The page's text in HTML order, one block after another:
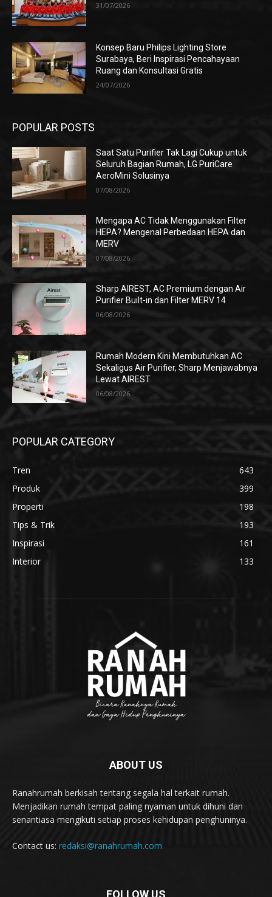
31/07/2026
Konsep Baru Philips Lighting Store
Surabaya, Beri Inspirasi Pencahayaan
Ruang dan Konsultasi Gratis
24/07/2026
POPULAR POSTS
Saat Satu Purifier Tak Lagi Cukup untuk
Seluruh Bagian Rumah, LG PuriCare
AeroMini Solusinya
07/08/2026
Mengapa AC Tidak Menggunakan Filter
HEPA? Mengenal Perbedaan HEPA dan
MERV
07/08/2026
Sharp AIREST, AC Premium dengan Air
Purifier Built-in dan Filter MERV 14
06/08/2026
Rumah Modern Kini Membutuhkan AC
Sekaligus Air Purifier, Sharp Menjawabnya
Lewat AIREST
06/08/2026
POPULAR CATEGORY
Tren
643
Produk
399
Properti
198
Tips & Trik
193
Inspirasi
161
Interior
133
ABOUT US
Ranahrumah berkisah tentang segala hal terkait rumah.
Menjadikan rumah tempat paling nyaman untuk dihuni dan
senantiasa mengikuti setiap proses kehidupan penghuninya.
Contact us: redaksi@ranahrumah.com
FOLLOW US